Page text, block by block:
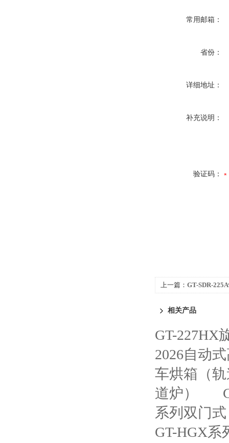
常用邮箱：
省份：
详细地址：
补充说明：
验证码：
上一篇： GT-SDR-
相关产品
GT-227HX
2026自动
车烘箱（
道炉）
系列双门
GT-HGX系